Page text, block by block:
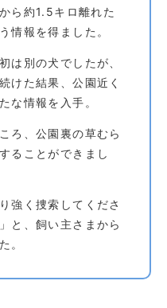
ら約1.5キロ離れた
情報を得ました。
は別の犬でしたが、
けた結果、公園近く
な情報を入手。
ろ、公園裏の草むら
ることができまし
強く捜索してくださ
と、飼い主さまから
。